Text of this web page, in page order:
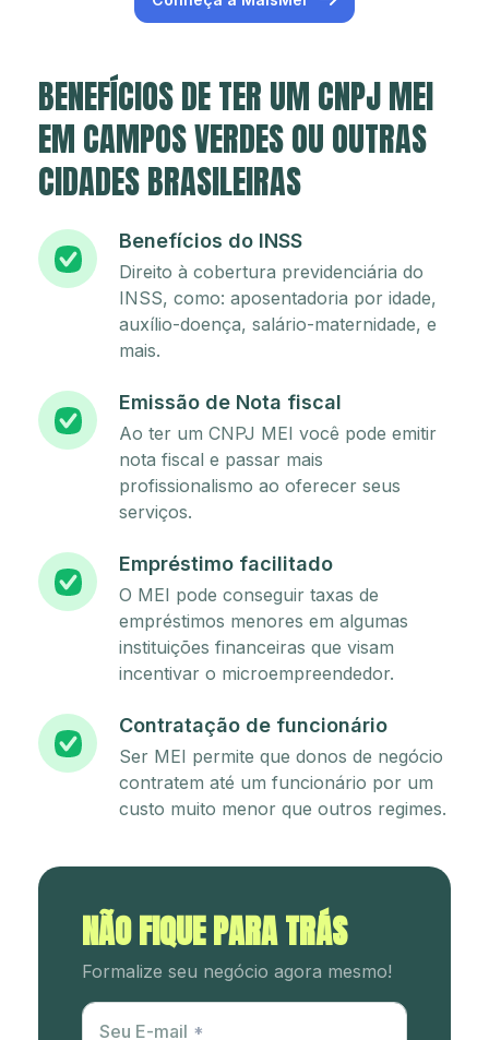
BENEFÍCIOS DE TER UM CNPJ MEI
EM CAMPOS VERDES OU OUTRAS
CIDADES BRASILEIRAS
Benefícios do INSS
Direito à cobertura previdenciária do
INSS, como: aposentadoria por idade,
auxílio-doença, salário-maternidade, e
mais.
Emissão de Nota fiscal
Ao ter um CNPJ MEI você pode emitir
nota fiscal e passar mais
profissionalismo ao oferecer seus
serviços.
Empréstimo facilitado
O MEI pode conseguir taxas de
empréstimos menores em algumas
instituições financeiras que visam
incentivar o microempreendedor.
Contratação de funcionário
Ser MEI permite que donos de negócio
contratem até um funcionário por um
custo muito menor que outros regimes.
NÃO FIQUE PARA TRÁS
Formalize seu negócio agora mesmo!
Utm Content
Seu E-mail